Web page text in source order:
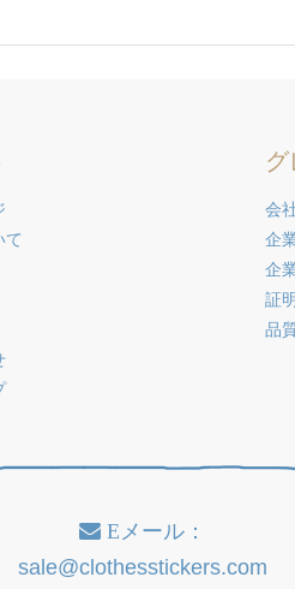
て
会
企
企
証
品
 Eメール：
sale@clothesstickers.com